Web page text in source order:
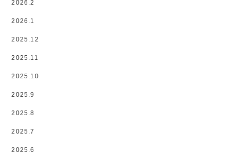
2026.2
2026.1
2025.12
2025.11
2025.10
2025.9
2025.8
2025.7
2025.6